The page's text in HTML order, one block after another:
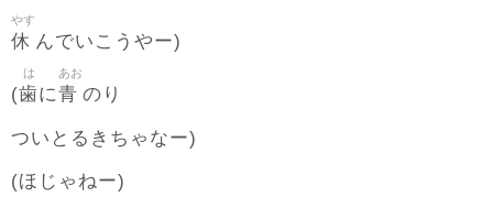
休
やす
んでいこうやー)
(歯
は
に青
あお
のり
ついとるきちゃなー)
(ほじゃねー)